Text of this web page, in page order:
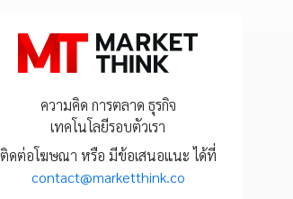
ความคิด การตลาด ธุรกิจ
เทคโนโลยีรอบตัวเรา
ติดต่อโฆษณา หรือ มีข้อเสนอแนะ ได้ที่
contact@marketthink.co